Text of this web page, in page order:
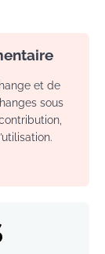
et de
sous